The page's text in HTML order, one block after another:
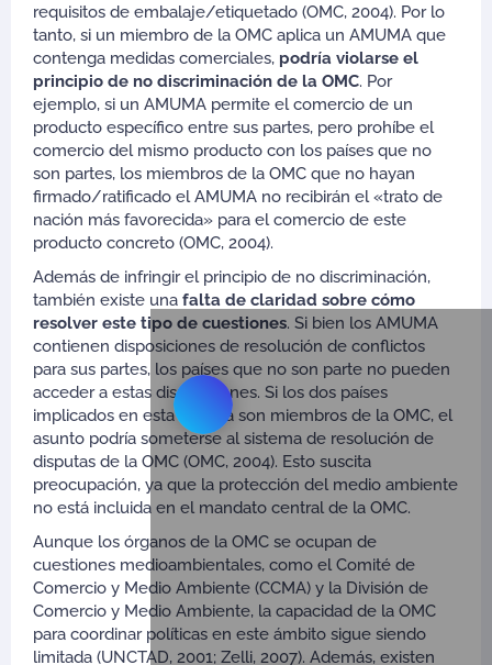
requisitos de embalaje/etiquetado (OMC, 2004). Por lo
tanto, si un miembro de la OMC aplica un AMUMA que
contenga medidas comerciales, podría violarse el
principio de no discriminación de la OMC. Por
ejemplo, si un AMUMA permite el comercio de un
producto específico entre sus partes, pero prohíbe el
comercio del mismo producto con los países que no
son partes, los miembros de la OMC que no hayan
firmado/ratificado el AMUMA no recibirán el «trato de
nación más favorecida» para el comercio de este
producto concreto (OMC, 2004).
Además de infringir el principio de no discriminación,
también existe una falta de claridad sobre cómo
resolver este tipo de cuestiones. Si bien los AMUMA
contienen disposiciones de resolución de conflictos
para sus partes, los países que no son parte no pueden
acceder a estas disposiciones. Si los dos países
implicados en esta disputa son miembros de la OMC, el
asunto podría someterse al sistema de resolución de
disputas de la OMC (OMC, 2004). Esto suscita
preocupación, ya que la protección del medio ambiente
no está incluida en el mandato central de la OMC.
Aunque los órganos de la OMC se ocupan de
cuestiones medioambientales, como el Comité de
Comercio y Medio Ambiente (CCMA) y la División de
Comercio y Medio Ambiente, la capacidad de la OMC
para coordinar políticas en este ámbito sigue siendo
limitada (UNCTAD, 2001; Zelli, 2007). Además, existen